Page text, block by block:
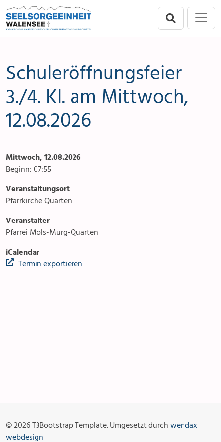
Direkt zur Hauptnavigation springen
Direkt zum Inhalt springen
Schuleröffnungsfeier
3./4. Kl. am Mittwoch,
12.08.2026
Mittwoch, 12.08.2026
Beginn: 07:55
Veranstaltungsort
Pfarrkirche Quarten
Veranstalter
Pfarrei Mols-Murg-Quarten
iCalendar
Termin exportieren
© 2026 T3Bootstrap Template. Umgesetzt durch wendax
webdesign
Menu
Berschis-Tscherlach
Walenstadt
Seelsorgeeinheit
Angebote & Sakramente
Kontakte
Links
Stellenangebot
Angebot & Sakramente
Aktuelles
Fotogalerie
Links